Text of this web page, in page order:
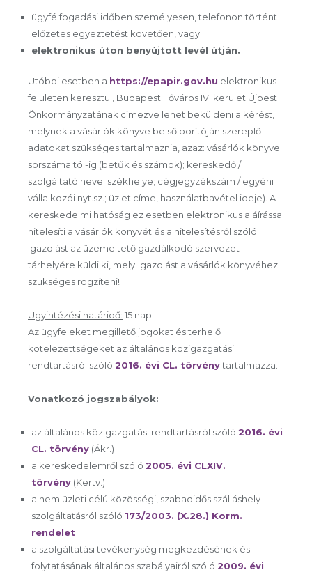
ügyfélfogadási időben személyesen, telefonon történt
előzetes egyeztetést követően, vagy
elektronikus úton benyújtott levél útján.
Utóbbi esetben a https://epapir.gov.hu elektronikus
felületen keresztül, Budapest Főváros IV. kerület Újpest
Önkormányzatának címezve lehet beküldeni a kérést,
melynek a vásárlók könyve belső borítóján szereplő
adatokat szükséges tartalmaznia, azaz: vásárlók könyve
sorszáma tól-ig (betűk és számok); kereskedő /
szolgáltató neve; székhelye; cégjegyzékszám / egyéni
vállalkozói nyt.sz.; üzlet címe, használatbavétel ideje). A
kereskedelmi hatóság ez esetben elektronikus aláírással
hitelesíti a vásárlók könyvét és a hitelesítésről szóló
Igazolást az üzemeltető gazdálkodó szervezet
tárhelyére küldi ki, mely Igazolást a vásárlók könyvéhez
szükséges rögzíteni!
Ügyintézési határidő: 15 nap
Az ügyfeleket megillető jogokat és terhelő
kötelezettségeket az általános közigazgatási
rendtartásról szóló 2016. évi CL. törvénytartalmazza.
Vonatkozó jogszabályok:
az általános közigazgatási rendtartásról szóló 2016. évi
CL. törvény (Ákr.)
a kereskedelemről szóló 2005. évi CLXIV.
törvény (Kertv.)
a nem üzleti célú közösségi, szabadidős szálláshely-
szolgáltatásról szóló 173/2003. (X.28.) Korm.
rendelet
a szolgáltatási tevékenység megkezdésének és
folytatásának általános szabályairól szóló 2009. évi